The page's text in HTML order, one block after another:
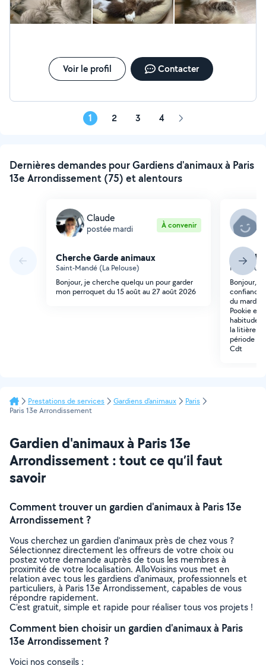
Voir le profil Contacter
1 2 3 4 Page
Dernières demandes pour Gardiens d'animaux à Paris
13e Arrondissement (75) et alentours
Claude
postée mardi À convenir
Cherche Garde animaux
Saint-Mandé (La Pelouse)
Bonjour, je cherche quelqu un pour garder
mon perroquet du 15 août au 27 août 2026
Bonjour,
confiance
du mardi
Pookie
la litière.
période ?
Cdt
Prestations de services Gardiens d'animaux
Paris
Paris 13e Arrondissement
Gardien d'animaux à Paris 13e
Arrondissement : tout ce qu’il faut
savoir
Comment trouver un gardien d'animaux à Paris 13e
Arrondissement ?
Vous cherchez un gardien d'animaux près de chez vous ?
Sélectionnez directement les offreurs de votre choix ou
postez votre demande auprès de tous les membres à
proximité de votre localisation. AlloVoisins vous met en
relation avec tous les gardiens d'animaux, professionnels et
particuliers, à Paris 13e Arrondissement, capables de vous
répondre rapidement.
C’est gratuit, simple et rapide pour réaliser tous vos projets !
Comment bien choisir un gardien d'animaux à Paris
13e Arrondissement ?
Voici nos conseils :